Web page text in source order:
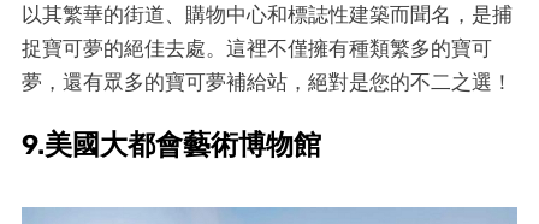
以其繁華的街道、購物中心和標誌性建築而聞名，是捕
捉寶可夢的絕佳去處。這裡不僅擁有種類繁多的寶可
夢，還有眾多的寶可夢補給站，絕對是您的不二之選！
9.美國大都會藝術博物館